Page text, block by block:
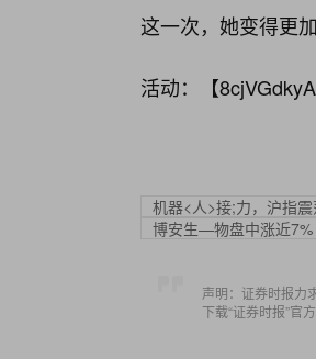
这一次，她变得更
活动：【
机器<人>接;力，沪指
博安生—物盘中涨近7%
声明：证券时报力
下载“证券时报”官